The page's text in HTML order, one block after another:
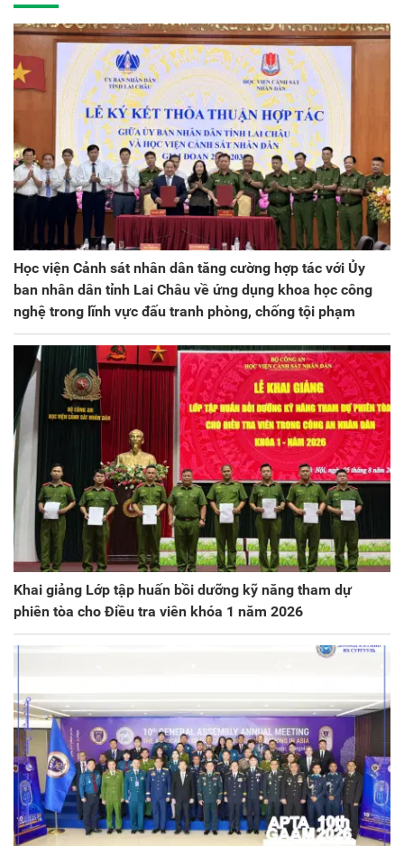
Học viện Cảnh sát nhân dân tăng cường hợp tác với Ủy
ban nhân dân tỉnh Lai Châu về ứng dụng khoa học công
nghệ trong lĩnh vực đấu tranh phòng, chống tội phạm
Khai giảng Lớp tập huấn bồi dưỡng kỹ năng tham dự
phiên tòa cho Điều tra viên khóa 1 năm 2026